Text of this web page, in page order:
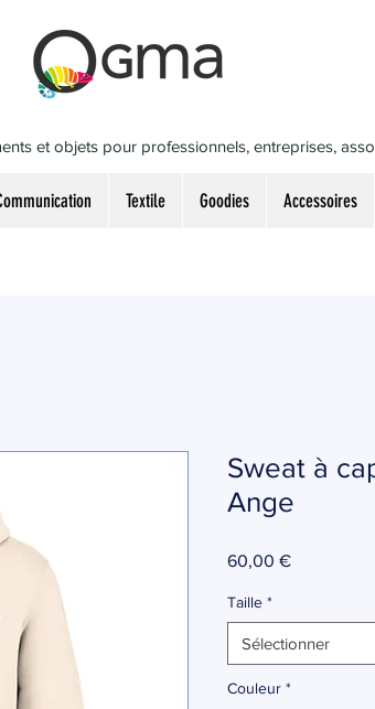
et objets pour professionnels, entreprises,
Textile Goodies Accessoires
Sweat à
Ange
60,00 €Prix
Taille *
Sélectionner
Couleur *